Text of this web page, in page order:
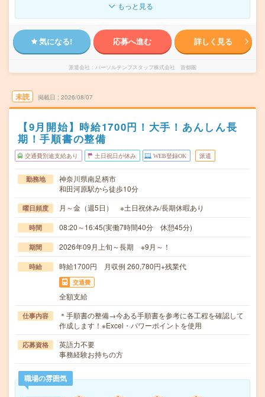
もっと見る
気になる! 応募へ進む 詳しく見る
派遣会社 パーソルテンプスタッフ株式会社 首都圏
未読 掲載日 2026/08/07
【9月開始】時給1700円！大手！あんしん長
期！手順書の整備
交通費別途支給あり 土日祝日が休み WEB登録OK 派遣
勤務地
神奈川県南足柄市
和田河原駅から徒歩10分
曜日頻度 月～金（週5日） ※土日祝休み/長期休暇あり
時間 08:20～16:45(実働7時間40分 休憩45分)
期間 2026年09月上旬～長期 ※9月～！
時給 時給1700円 月収例 260,780円+残業代
交通費
全額支給
仕事内容
＊手順書の整備→今ある手順書を参考に各工程を確認して
作成します！※Excel・パワーポイントを使用
応募資格
英語力不要
事務経験お持ちの方
職場の雰囲気